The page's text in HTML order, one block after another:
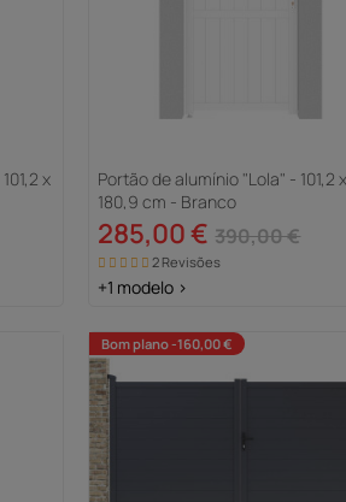
x
Portão de alumínio "Lola" - 101,2 x
180,9 cm - Branco
285,00 € 390,00 €
2 Revisões
+1 modelo >
Bom plano -160,00 €